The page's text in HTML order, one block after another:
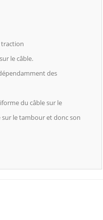
traction
le câble.
des
du câble sur le
le tambour et donc son